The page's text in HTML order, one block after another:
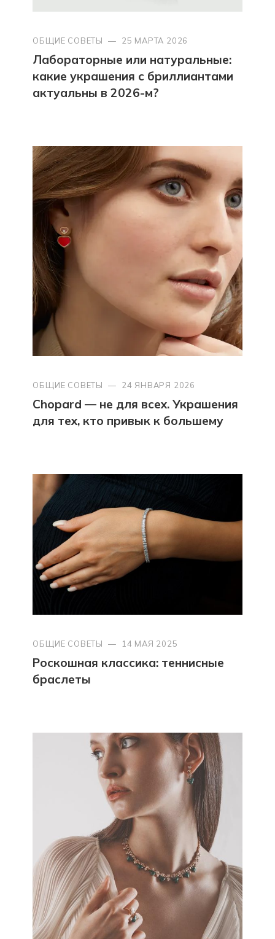
ОБЩИЕ СОВЕТЫ — 25 МАРТА 2026
Лабораторные или натуральные:
какие украшения с бриллиантами
актуальны в 2026-м?
ОБЩИЕ СОВЕТЫ — 24 ЯНВАРЯ 2026
Chopard — не для всех. Украшения
для тех, кто привык к большему
ОБЩИЕ СОВЕТЫ — 14 МАЯ 2025
Роскошная классика: теннисные
браслеты